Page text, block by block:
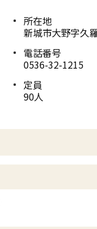
所在地
新城市大野字久
電話番号
0536-32-1215
定員
90人